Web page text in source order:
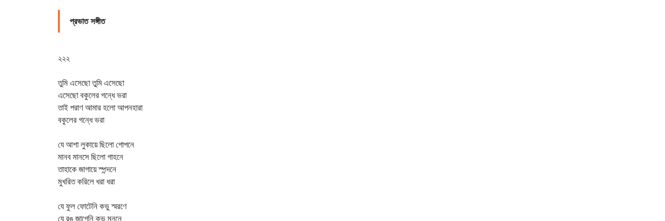
প্রভাত সঙ্গীত
২২২
তুমি এসেছো তুমি এসেছো
এসেছো বকুলের গন্ধে ভরা
তাই পরাণ আমার হলো আপনহারা
বকুলের গন্ধে ভরা
যে আশা লুকায়ে ছিলো গোপনে
মানব মানসে ছিলো গাহনে
তাহাকে জাগায়ে স্পন্দনে
মুখরিত করিলে ধরা ধরা
যে ফুল ফোটেনি কভু স্মরণে
যে রঙ জাগেনি কভু মননে